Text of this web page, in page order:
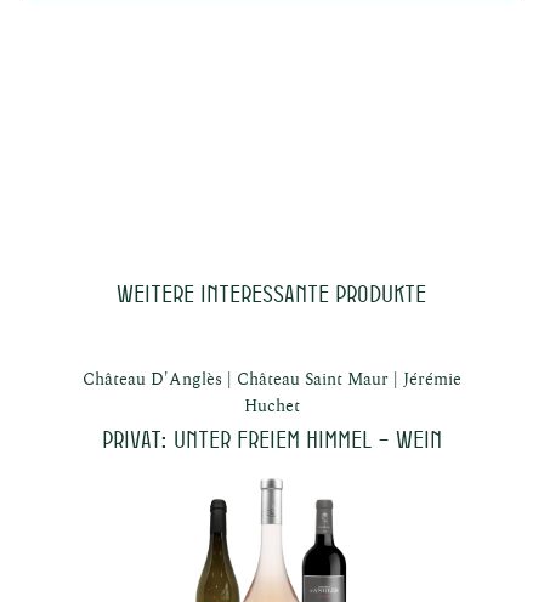
Weitere interessante Produkte
Château D'Anglès Château Saint Maur
Jérémie
Huchet
Privat: Unter freiem Himmel – Wein